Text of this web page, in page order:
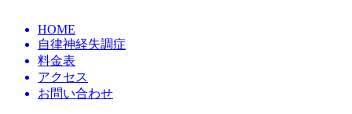
HOME
自律神経失調症
料金表
アクセス
お問い合わせ